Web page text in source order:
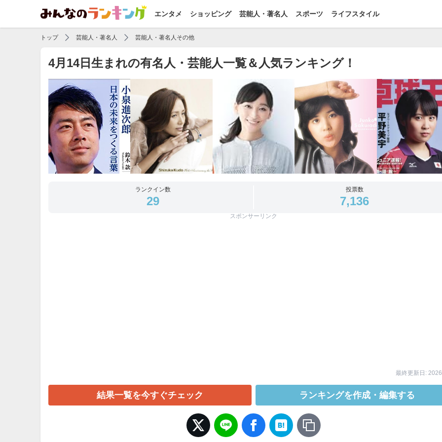
エンタメ ショッピング 芸能人・著名人 スポーツ ライフスタイル
トップ 芸能人・著名人 芸能人・著名人その他
4月14日生まれの有名人・芸能人一覧＆人気ランキング！
ランクイン数
29
投票数
7,136
スポンサーリンク
最終更新日:
結果一覧を今すぐチェック ランキングを作成・編集する